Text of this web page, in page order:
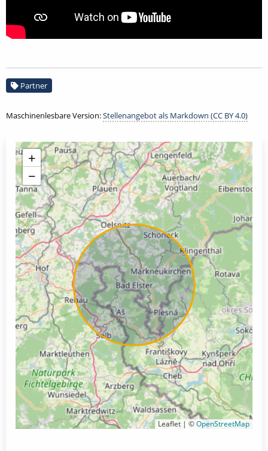
Partner
Maschinenlesbare Version:Stellenangebot als Markdown (CC BY 4.0)
+
−
Leaflet | ©OpenStreetMap